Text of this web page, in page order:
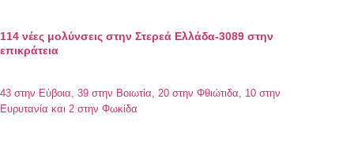
114 νέες μολύνσεις στην Στερεά Ελλάδα-3089 στην
επικράτεια
43 στην Εύβοια, 39 στην Βοιωτία, 20 στην Φθιώτιδα, 10 στην
Ευρυτανία και 2 στην Φωκίδα